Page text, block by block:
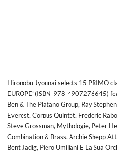
Hironobu Jyounai selects 15 PRIMO
EUROPE”(ISBN-978-4907276645)
Ben & The Platano Group, Ray
Everest, Corpus Quintet, Frederic
Steve Grossman, Mythologie, Peter
Combination & Brass, Archie Shepp
Bent Jadig, Piero Umiliani E La Sua